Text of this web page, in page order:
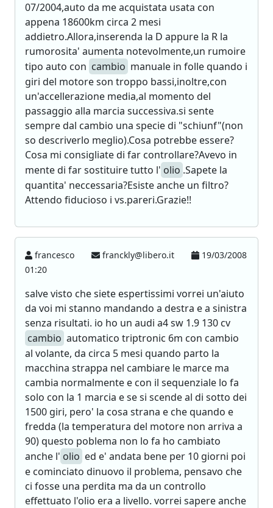
07/2004,auto da me acquistata usata con
appena 18600km circa 2 mesi
addietro.Allora,inserenda la D appure la R la
rumorosita' aumenta notevolmente,un rumoire
tipo auto con cambio manuale in folle quando i
giri del motore son troppo bassi,inoltre,con
un'accellerazione media,al momento del
passaggio alla marcia successiva.si sente
sempre dal cambio una specie di "schiunf"(non
so descriverlo meglio).Cosa potrebbe essere?
Cosa mi consigliate di far controllare?Avevo in
mente di far sostituire tutto l' olio .Sapete la
quantita' neccessaria?Esiste anche un filtro?
Attendo fiducioso i vs.pareri.Grazie!!
francesco franckly@libero.it
19/03/2008
01:20
salve visto che siete espertissimi vorrei un'aiuto
da voi mi stanno mandando a destra e a sinistra
senza risultati. io ho un audi a4 sw 1.9 130 cv
cambio automatico triptronic 6m con cambio
al volante, da circa 5 mesi quando parto la
macchina strappa nel cambiare le marce ma
cambia normalmente e con il sequenziale lo fa
solo con la 1 marcia e se si scende al di sotto dei
1500 giri, pero' la cosa strana e che quando e
fredda (la temperatura del motore non arriva a
90) questo poblema non lo fa ho cambiato
anche l' olio ed e' andata bene per 10 giorni poi
e cominciato dinuovo il problema, pensavo che
ci fosse una perdita ma da un controllo
effettuato l'olio era a livello. vorrei sapere anche